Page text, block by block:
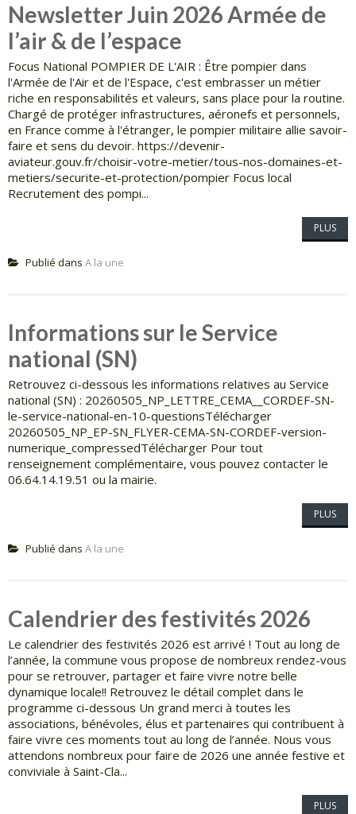
Newsletter Juin 2026 Armée de
l’air & de l’espace
Focus National POMPIER DE L'AIR : Être pompier dans
l'Armée de l'Air et de l'Espace, c'est embrasser un métier
riche en responsabilités et valeurs, sans place pour la routine.
Chargé de protéger infrastructures, aéronefs et personnels,
en France comme à l'étranger, le pompier militaire allie savoir-
faire et sens du devoir. https://devenir-
aviateur.gouv.fr/choisir-votre-metier/tous-nos-domaines-et-
metiers/securite-et-protection/pompier Focus local
Recrutement des pompi...
PLUS
Publié dans A la une
Informations sur le Service
national (SN)
Retrouvez ci-dessous les informations relatives au Service
national (SN) : 20260505_NP_LETTRE_CEMA__CORDEF-SN-
le-service-national-en-10-questionsTélécharger
20260505_NP_EP-SN_FLYER-CEMA-SN-CORDEF-version-
numerique_compressedTélécharger Pour tout
renseignement complémentaire, vous pouvez contacter le
06.64.14.19.51 ou la mairie.
PLUS
Publié dans A la une
Calendrier des festivités 2026
Le calendrier des festivités 2026 est arrivé ! Tout au long de
l’année, la commune vous propose de nombreux rendez-vous
pour se retrouver, partager et faire vivre notre belle
dynamique locale!! Retrouvez le détail complet dans le
programme ci-dessous Un grand merci à toutes les
associations, bénévoles, élus et partenaires qui contribuent à
faire vivre ces moments tout au long de l’année. Nous vous
attendons nombreux pour faire de 2026 une année festive et
conviviale à Saint-Cla...
PLUS